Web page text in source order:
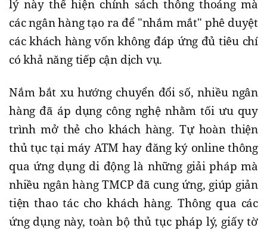
lý này thể hiện chính sách thông thoáng mà
các ngân hàng tạo ra để "nhắm mắt" phê duyệt
các khách hàng vốn không đáp ứng đủ tiêu chí
có khả năng tiếp cận dịch vụ.
Nắm bắt xu hướng chuyển đổi số, nhiều ngân
hàng đã áp dụng công nghệ nhằm tối ưu quy
trình mở thẻ cho khách hàng. Tự hoàn thiện
thủ tục tại máy ATM hay đăng ký online thông
qua ứng dụng di động là những giải pháp mà
nhiều ngân hàng TMCP đã cung ứng, giúp giản
tiện thao tác cho khách hàng. Thông qua các
ứng dụng này, toàn bộ thủ tục pháp lý, giấy tờ